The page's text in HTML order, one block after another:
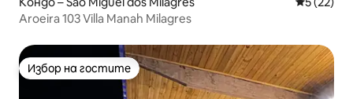
Aroeira 103 Villa Manah Milagres
Избор на гостите
Избор на гостите